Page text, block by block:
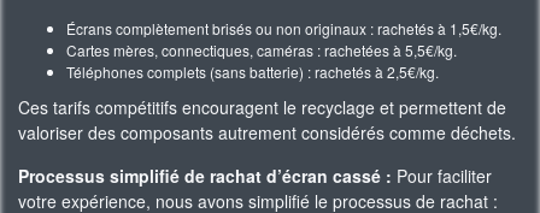
Écrans complètement brisés ou non originaux : rachetés à 1,5€/kg.
Cartes mères, connectiques, caméras : rachetées à 5,5€/kg.
Téléphones complets (sans batterie) : rachetés à 2,5€/kg.
Ces tarifs compétitifs encouragent le recyclage et permettent de
valoriser des composants autrement considérés comme déchets.
Processus simplifié de rachat d’écran cassé : Pour faciliter
votre expérience, nous avons simplifié le processus de rachat :